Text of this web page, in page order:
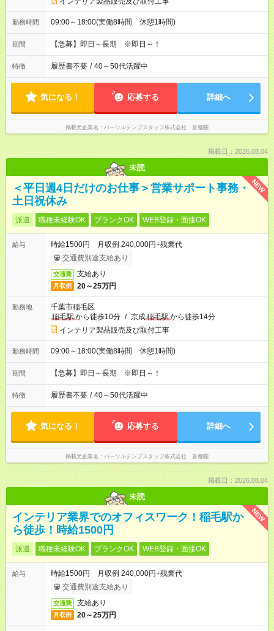
勤務時間 09:00～18:00(実働8時間 休憩1時間)
期間 【急募】即日～長期 ※即日～！
特徴 履歴書不要 / 40～50代活躍中
気になる！ 応募する 詳細へ
掲載元企業名 パーソルテンプスタッフ株式会社 首都圏
掲載日：2026.08.04
未読
NEW
＜平日週4日だけのお仕事＞営業サポート事務・
土日祝休み
派遣 職種未経験OK ブランクOK WEB登録・面接OK
給与
時給1500円 月収例 240,000円+残業代
交通費別途支給あり
交通費 支給あり
月収例 20～25万円
勤務地
千葉市稲毛区
稲毛駅から徒歩10分 / 京成稲毛駅から徒歩14分
インテリア製品販売及び取付工事
勤務時間 09:00～18:00(実働8時間 休憩1時間)
期間 【急募】即日～長期 ※即日～！
特徴 履歴書不要 / 40～50代活躍中
気になる！ 応募する 詳細へ
掲載元企業名 パーソルテンプスタッフ株式会社 首都圏
掲載日：2026.08.04
未読
NEW
インテリア業界でのオフィスワーク！稲毛駅か
ら徒歩！時給1500円
派遣 職種未経験OK ブランクOK WEB登録・面接OK
給与
時給1500円 月収例 240,000円+残業代
交通費別途支給あり
交通費 支給あり
月収例 20～25万円